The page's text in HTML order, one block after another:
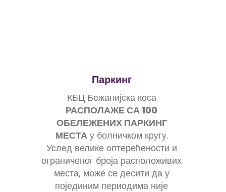
Паркинг
КБЦ Бежанијска коса
РАСПОЛАЖЕ СА 100
ОБЕЛЕЖЕНИХ ПАРКИНГ
МЕСТАу болничком кругу.
Услед велике оптерећености и
ограниченог броја расположивих
места, може се десити да у
појединим периодима није